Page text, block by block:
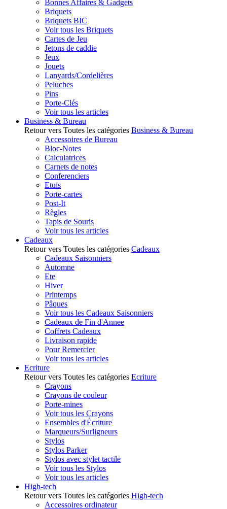
Bonnes Affaires & Gadgets
Briquets
Briquets BIC
Voir tous les Briquets
Cartes de Jeu
Jetons de caddie
Jeux
Jouets
Lanyards/Cordelières
Peluches
Pins
Porte-Clés
Voir tous les articles
Business & Bureau
Retour vers Toutes les catégories Business & Bureau
Accessoires de Bureau
Bloc-Notes
Calculatrices
Carnets de notes
Conferenciers
Etuis
Porte-cartes
Post-It
Règles
Tapis de Souris
Voir tous les articles
Cadeaux
Retour vers Toutes les catégories Cadeaux
Cadeaux Saisonniers
Automne
Ete
Hiver
Printemps
Pâques
Voir tous les Cadeaux Saisonniers
Cadeaux de Fin d'Annee
Coffrets Cadeaux
Livraison rapide
Pour Remercier
Voir tous les articles
Ecriture
Retour vers Toutes les catégories Ecriture
Crayons
Crayons de couleur
Porte-mines
Voir tous les Crayons
Ensembles d'Écriture
Marqueurs/Surligneurs
Stylos
Stylos Parker
Stylos avec stylet tactile
Voir tous les Stylos
Voir tous les articles
High-tech
Retour vers Toutes les catégories High-tech
Accessoires ordinateur